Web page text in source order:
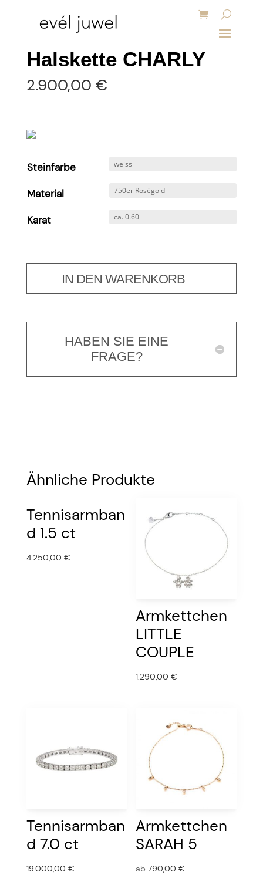
Halskette CHARLY
2.900,00 €
Steinfarbe
Material
Karat
IN DEN WARENKORB
HABEN SIE EINE
FRAGE?
Ähnliche Produkte
Tennisarmban
d 1.5 ct
4.250,00 €
Armkettchen
LITTLE
COUPLE
1.290,00€
Tennisarmban
d 7.0 ct
19.000,00 €
Armkettchen
SARAH 5
ab790,00€